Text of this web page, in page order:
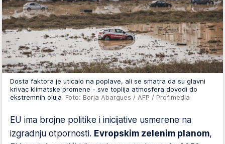
Dosta faktora je uticalo na poplave, ali se smatra da su glavni
krivac klimatske promene - sve toplija atmosfera dovodi do
ekstremnih oluja Foto: Borja Abargues / AFP / Profimedia
EU ima brojne politike i inicijative usmerene na
izgradnju otpornosti. Evropskim zelenim planom,